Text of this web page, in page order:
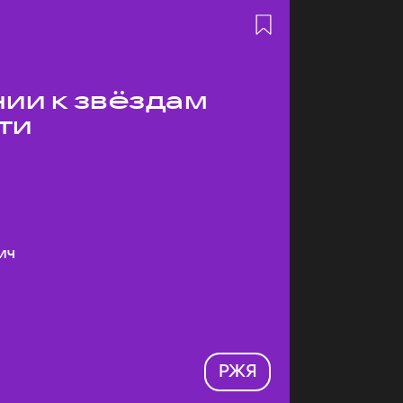
к звёздам
РЖЯ